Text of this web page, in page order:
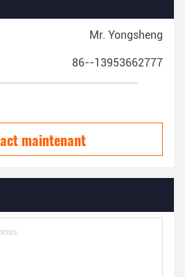
Mr. Yongsheng
86--13953662777
maintenant